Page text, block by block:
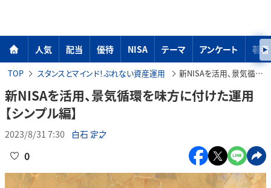
人気 配当 優待 NISA テーマ アンケート 著者
TOP スタンスとマインド！ぶれない資産運用 新NISAを活用、景気循環を味方に付けた運用【シンプル編】
新NISAを活用、景気循環を味方に付けた運用
【シンプル編】
2023/8/31 7:30 白石 定之
0